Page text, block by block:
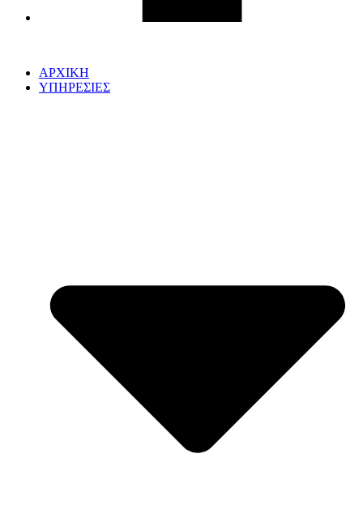
ΑΡΧΙΚΗ
ΥΠΗΡΕΣΙΕΣ